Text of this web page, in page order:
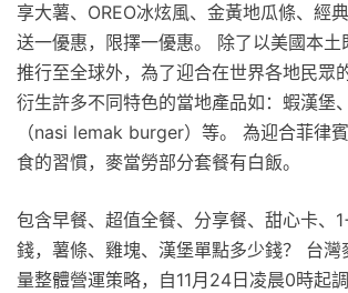
享大薯、OREO冰炫風、金黃地瓜條、經
送一優惠，限擇一優惠。 除了以美國本土
推行至全球外，為了迎合在世界各地民眾
衍生許多不同特色的當地產品如：蝦漢堡
（nasi lemak burger）等。 為迎合菲律
食的習慣，麥當勞部分套餐有白飯。
包含早餐、超值全餐、分享餐、甜心卡、
錢，薯條、雞塊、漢堡單點多少錢？ 台灣
量整體營運策略，自11月24日凌晨0時起